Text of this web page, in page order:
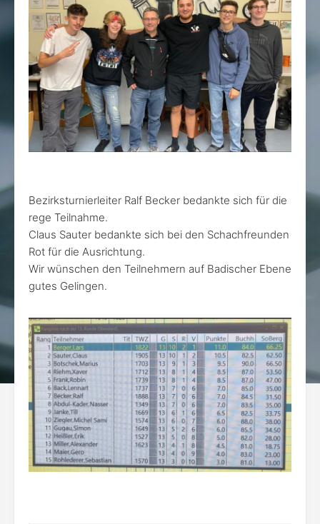
Bezirksturnierleiter Ralf Becker bedankte sich für die
rege Teilnahme.
Claus Sauter bedankte sich bei den Schachfreunden
Rot für die Ausrichtung.
Wir wünschen den Teilnehmern auf Badischer Ebene
gutes Gelingen.